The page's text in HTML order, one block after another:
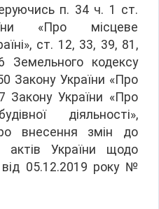
п. 34 ч. 1 ст.
«Про місцеве
ст. 12, 33, 39, 81,
Земельного кодексу
Закону України «Про
Закону України «Про
діяльності»,
внесення змін до
актів України щодо
від 05.12.2019 року №